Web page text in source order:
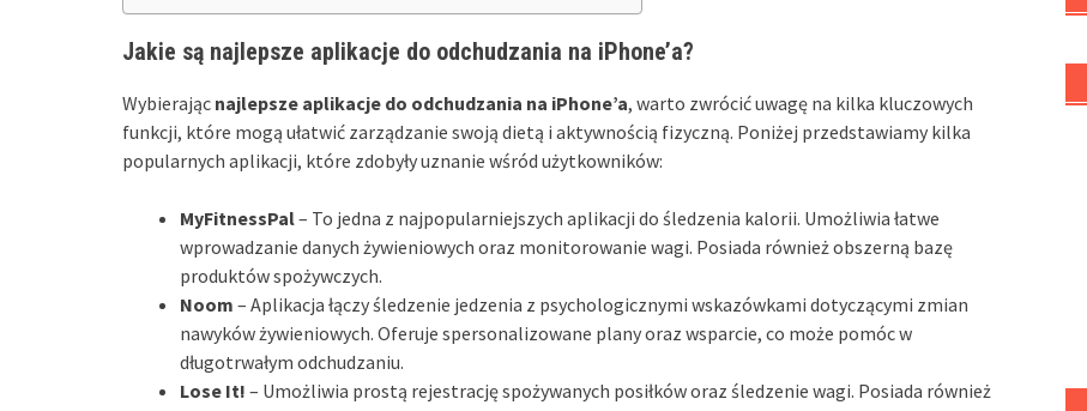
Jakie są najlepsze aplikacje do odchudzania na iPhone’a?
Wybierając najlepsze aplikacje do odchudzania na iPhone’a, warto zwrócić uwagę na kilka kluczowych
funkcji, które mogą ułatwić zarządzanie swoją dietą i aktywnością fizyczną. Poniżej przedstawiamy kilka
popularnych aplikacji, które zdobyły uznanie wśród użytkowników:
MyFitnessPal– To jedna z najpopularniejszych aplikacji do śledzenia kalorii. Umożliwia łatwe
wprowadzanie danych żywieniowych oraz monitorowanie wagi. Posiada również obszerną bazę
produktów spożywczych.
Noom – Aplikacja łączy śledzenie jedzenia z psychologicznymi wskazówkami dotyczącymi zmian
nawyków żywieniowych. Oferuje spersonalizowane plany oraz wsparcie, co może pomóc w
długotrwałym odchudzaniu.
Lose It! – Umożliwia prostą rejestrację spożywanych posiłków oraz śledzenie wagi. Posiada również